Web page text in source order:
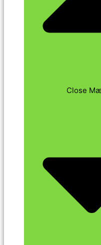
Close